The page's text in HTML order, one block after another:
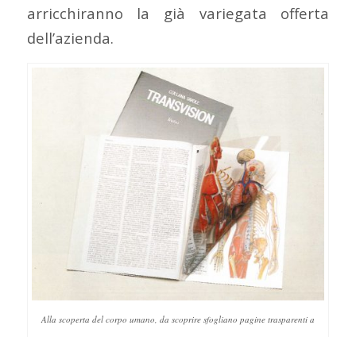
arricchiranno la già variegata offerta
dell’azienda.
Alla scoperta del corpo umano, da scoprire sfogliano pagine trasparenti a